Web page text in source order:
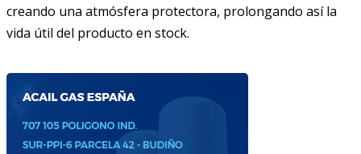
creando una atmósfera protectora, prolongando así la
vida útil del producto en stock.